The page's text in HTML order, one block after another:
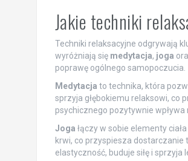
Jakie techniki
Techniki relaksacyjne odgrywają
wyróżniają się medytacja, joga
poprawę ogólnego samopoczucia.
Medytacja to technika, która
sprzyja głębokiemu relaksowi, co
psychicznego pozytywnie
Joga łączy w sobie elementy
krwi, co przyspiesza dostarczanie
elastyczność, buduje siłę i